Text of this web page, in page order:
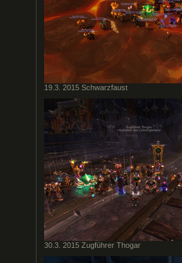
19.3. 2015 Schwarzfaust
30.3. 2015 Zugführer Thogar